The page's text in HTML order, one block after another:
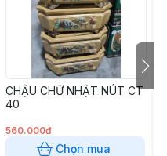
CHẬU CHỮ NHẬT NÚT CT
40
560.000đ
Chọn mua